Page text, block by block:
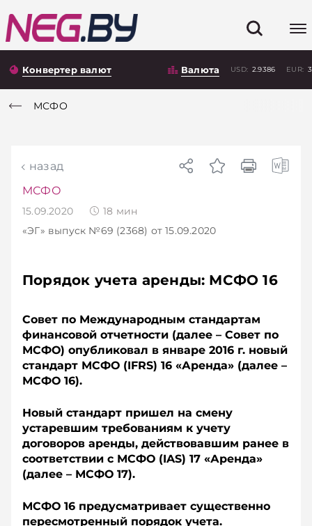
Конвертер валют Валюта USD: 2.9386 EUR:
МСФО
назад
МСФО
15.09.2020 18 мин
«ЭГ» выпуск №69 (2368) от 15.09.2020
Порядок учета аренды: МСФО 16
Совет по Международным стандартам
финансовой отчетности (далее – Совет по
МСФО) опубликовал в январе 2016 г. новый
стандарт МСФО (IFRS) 16 «Аренда» (далее –
МСФО 16).
Новый стандарт пришел на смену
устаревшим требованиям к учету
договоров аренды, действовавшим ранее в
соответствии с МСФО (IAS) 17 «Аренда»
(далее – МСФО 17).
МСФО 16 предусматривает существенно
пересмотренный порядок учета.